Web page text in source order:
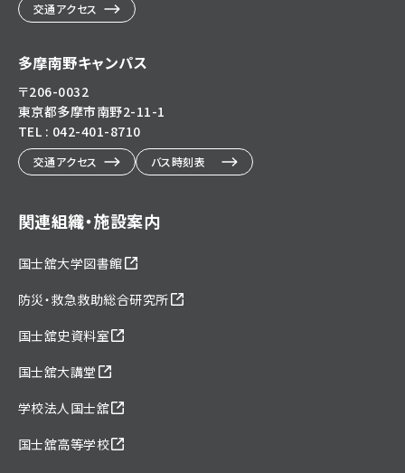
交通アクセス
多摩南野キャンパス
〒206-0032
東京都多摩市南野2-11-1
TEL : 042-401-8710
交通アクセス バス時刻表
関連組織・施設案内
国士舘大学図書館
防災・救急救助総合研究所
国士舘史資料室
国士舘大講堂
学校法人国士舘
国士舘高等学校